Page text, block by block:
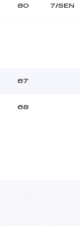
80 7/SEN
67
68